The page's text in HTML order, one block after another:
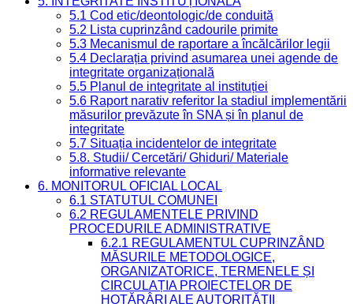
5.1 Cod etic/deontologic/de conduită
5.2 Lista cuprinzând cadourile primite
5.3 Mecanismul de raportare a încălcărilor legii
5.4 Declarația privind asumarea unei agende de
integritate organizațională
5.5 Planul de integritate al instituției
5.6 Raport narativ referitor la stadiul implementării
măsurilor prevăzute în SNA și în planul de
integritate
5.7 Situația incidentelor de integritate
5.8. Studii/ Cercetări/ Ghiduri/ Materiale
informative relevante
6. MONITORUL OFICIAL LOCAL
6.1 STATUTUL COMUNEI
6.2 REGULAMENTELE PRIVIND
PROCEDURILE ADMINISTRATIVE
6.2.1 REGULAMENTUL CUPRINZÂND
MĂSURILE METODOLOGICE,
ORGANIZATORICE, TERMENELE ȘI
CIRCULAȚIA PROIECTELOR DE
HOTĂRÂRI ALE AUTORITĂȚII